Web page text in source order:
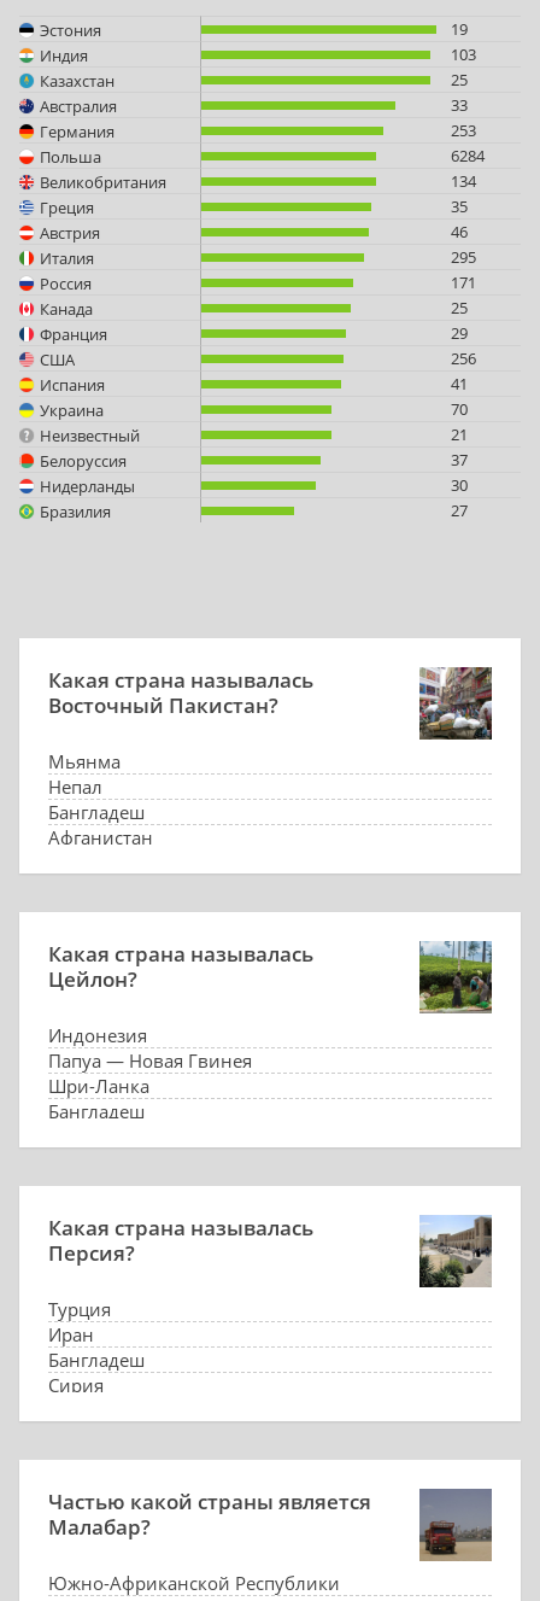
Эстония
19
Индия
103
Казахстан
25
Австралия
33
Германия
253
Польша
6284
Великобритания
134
Греция
35
Австрия
46
Италия
295
Россия
171
Канада
25
Франция
29
США
256
Испания
41
Украина
70
Неизвестный
21
Белоруссия
37
Нидерланды
30
Бразилия
27
Какая страна называлась
Восточный Пакистан?
Мьянма
Непал
Бангладеш
Афганистан
Какая страна называлась
Цейлон?
Индонезия
Папуа — Новая Гвинея
Шри-Ланка
Бангладеш
Какая страна называлась
Персия?
Турция
Иран
Бангладеш
Сирия
Частью какой страны является
Малабар?
Южно-Африканской Республики